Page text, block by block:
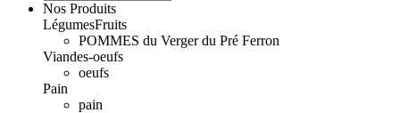
Nos Produits
LégumesFruits
POMMES du Verger du Pré Ferron
Viandes-oeufs
oeufs
Pain
pain